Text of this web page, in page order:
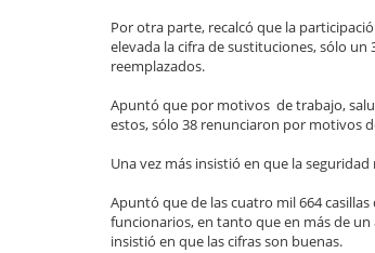
Por otra parte, recalcó que la
elevada la cifra de sustituciones, sólo
reemplazados.
Apuntó que por motivos de trabajo,
estos, sólo 38 renunciaron por motivos
Una vez más insistió en que la
Apuntó que de las cuatro mil 664
funcionarios, en tanto que en más de
insistió en que las cifras son buenas.